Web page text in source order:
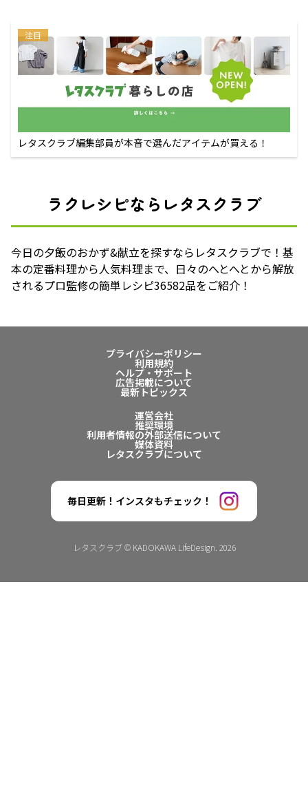
注目
レタスクラブ編集部員が本音で選んだアイテムが買える！
ラクレシピならレタスクラブ
今日の夕飯のおかず&献立を探すならレタスクラブで！基
本の定番料理から人気料理まで、日々のへとへとから解放
されるプロ監修の簡単レシピ36582品をご紹介！
プライバシーポリシー
利用規約
ヘルプ・サポート
広告掲載について
最新トピックス
運営会社
推奨環境
利用者情報の外部送信について
媒体資料
レタスクラブについて
毎日更新！インスタもチェック！
レタスクラブ © KADOKAWA LifeDesign. 2026